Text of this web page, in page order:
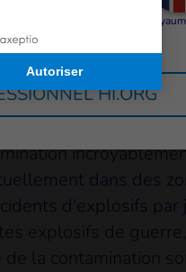
causée
années,
dans des
d'explosifs
explosifs de
la contamination
HI.ORG